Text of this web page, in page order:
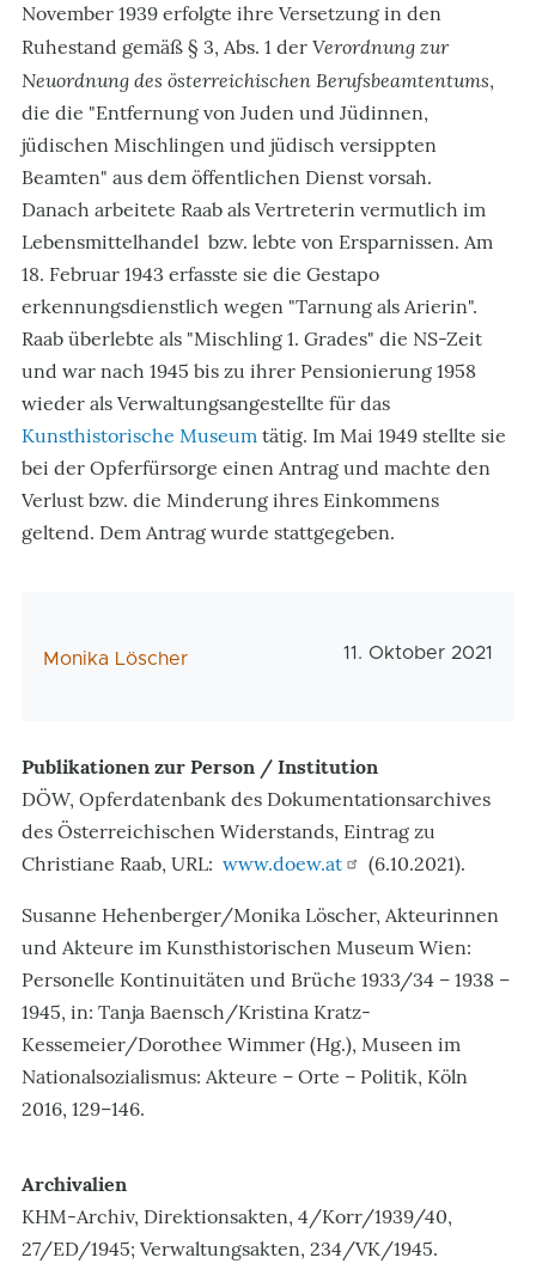
November 1939 erfolgte ihre Versetzung in den
Ruhestand gemäß § 3, Abs. 1 der Verordnung zur
Neuordnung des österreichischen Berufsbeamtentums,
die die "Entfernung von Juden und Jüdinnen,
jüdischen Mischlingen und jüdisch versippten
Beamten" aus dem öffentlichen Dienst vorsah.
Danach arbeitete Raab als Vertreterin vermutlich im
Lebensmittelhandel bzw. lebte von Ersparnissen. Am
18. Februar 1943 erfasste sie die Gestapo
erkennungsdienstlich wegen "Tarnung als Arierin".
Raab überlebte als "Mischling 1. Grades" die NS-Zeit
und war nach 1945 bis zu ihrer Pensionierung 1958
wieder als Verwaltungsangestellte für das
Kunsthistorische Museum tätig. Im Mai 1949 stellte sie
bei der Opferfürsorge einen Antrag und machte den
Verlust bzw. die Minderung ihres Einkommens
geltend. Dem Antrag wurde stattgegeben.
AutorIn
Monika Löscher 11. Oktober 2021
Publikationen zur Person / Institution
DÖW, Opferdatenbank des Dokumentationsarchives
des Österreichischen Widerstands, Eintrag zu
Christiane Raab, URL: www.doew.at (6.10.2021).
Susanne Hehenberger/Monika Löscher, Akteurinnen
und Akteure im Kunsthistorischen Museum Wien:
Personelle Kontinuitäten und Brüche 1933/34 – 1938 –
1945, in: Tanja Baensch/Kristina Kratz-
Kessemeier/Dorothee Wimmer (Hg.), Museen im
Nationalsozialismus: Akteure – Orte – Politik, Köln
2016, 129–146.
Archivalien
KHM-Archiv, Direktionsakten, 4/Korr/1939/40,
27/ED/1945; Verwaltungsakten, 234/VK/1945.